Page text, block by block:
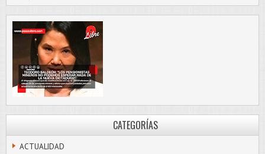
CATEGORÍAS
ACTUALIDAD